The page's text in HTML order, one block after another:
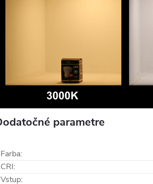
parametre
Farba:
CRI:
Vstup: